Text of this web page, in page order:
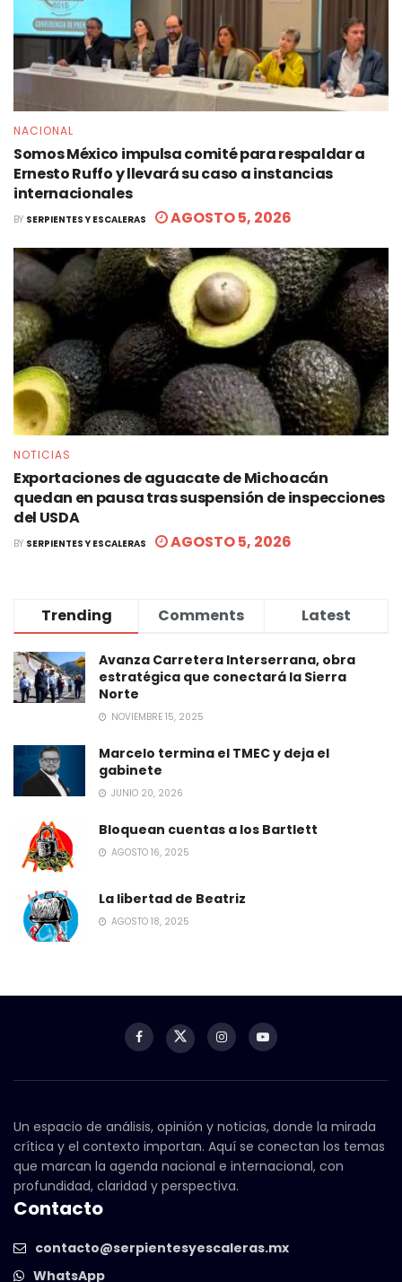
NACIONAL
Somos México impulsa comité para respaldar a
Ernesto Ruffo y llevará su caso a instancias
internacionales
BY SERPIENTES Y ESCALERAS AGOSTO 5, 2026
NOTICIAS
Exportaciones de aguacate de Michoacán
quedan en pausa tras suspensión de inspecciones
del USDA
BY SERPIENTES Y ESCALERAS AGOSTO 5, 2026
Trending Comments Latest
Avanza Carretera Interserrana, obra
estratégica que conectará la Sierra
Norte
NOVIEMBRE 15, 2025
Marcelo termina el TMEC y deja el
gabinete
JUNIO 20, 2026
Bloquean cuentas a los Bartlett
AGOSTO 16, 2025
La libertad de Beatriz
AGOSTO 18, 2025
Un espacio de análisis, opinión y noticias, donde la mirada
crítica y el contexto importan. Aquí se conectan los temas
que marcan la agenda nacional e internacional, con
profundidad, claridad y perspectiva.
Contacto
contacto@serpientesyescaleras.mx
WhatsApp